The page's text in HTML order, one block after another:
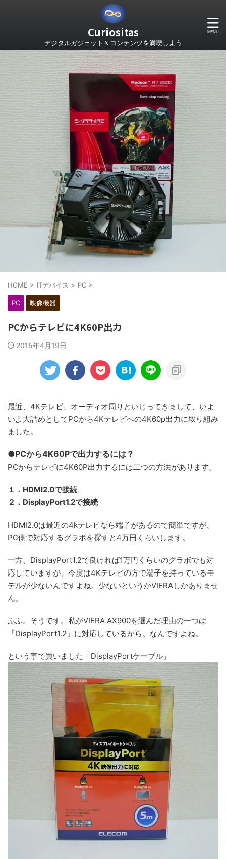
Curiositas
デジタルガジェット＆コンテンツを満喫しよう
HOME > ITデバイス > PC >
PC 映像機器
PCからテレビに4K60P出力
2015年4月19日
最近、4Kテレビ、オーディオ周りといじってきまして、いよ
いよ大詰めとしてPCから4Kテレビへの4K60p出力に取り組み
ました。
●PCから4K60Pで出力するには？
PCからテレビに4K60P出力するには二つの方法があります。
１．HDMI2.0で接続
２．DisplayPort1.2で接続
HDMI2.0は最近の4kテレビなら端子があるので簡単ですが、
PC側で対応するグラボを探すと4万円くらいします。
一方、DisplayPort1.2で良ければ1万円くらいのグラボでも対
応していますが、今度は4Kテレビの方で端子を持っているモ
デルが少ないんですよね。少ないというかVIERAしかありませ
ん。
ふふ。そうです。私がVIERA AX900を選んだ理由の一つは
「DisplayPort1.2」に対応しているから。なんですよね。
という事で買いました「DisplayPortケーブル」